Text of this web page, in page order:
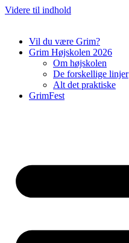
Videre til indhold
Vil du være Grim?
Grim Højskolen 2026
Om højskolen
De forskellige linjer
Alt det praktiske
GrimFest